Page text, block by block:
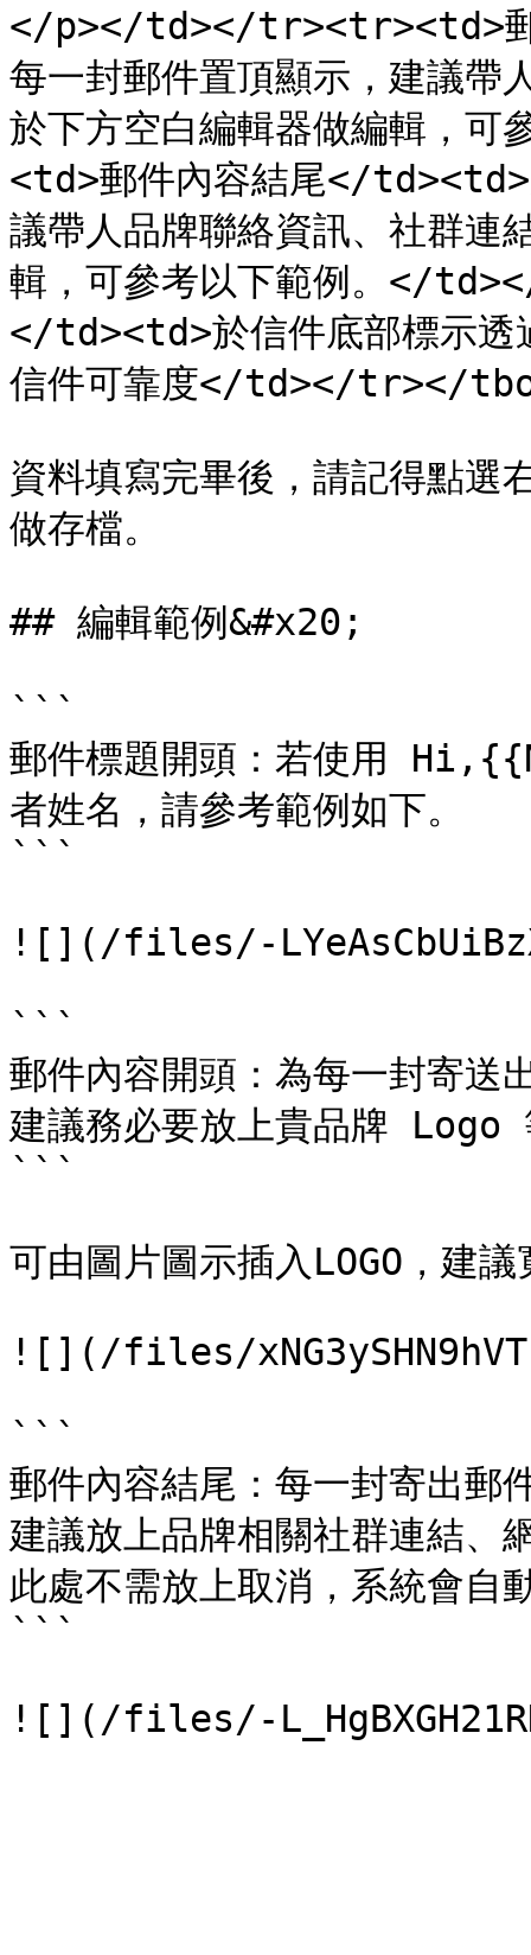
</p></td></tr><tr><td>郵
每一封郵件置頂顯示，建議帶
於下方空白編輯器做編輯，
<td>郵件內容結尾</td><td>
議帶人品牌聯絡資訊、社群連
輯，可參考以下範例。</
</td><td>於信件底部標示透
信件可靠度</td></tr></
資料填寫完畢後，請記得點選
做存檔。
## 編輯範例&#x20;
```
郵件標題開頭：若使用
者姓名，請參考範例如下。
```
![](/files/-
```
郵件內容開頭：為每一封寄送
建議務必要放上貴品牌 Logo
```
可由圖片圖示插入LOGO，建
![](/files/
```
郵件內容結尾：每一封寄出
建議放上品牌相關社群連結、
此處不需放上取消，系統會自
```